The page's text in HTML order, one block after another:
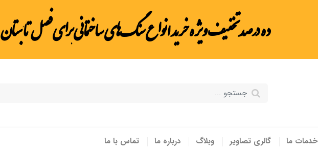
ده درصد تخفیف ویژه خرید انواع سنگ‌های ساختمانی برای فصل تابستان
خدمات ما گالری تصاویر وبلاگ درباره ما تماس با ما